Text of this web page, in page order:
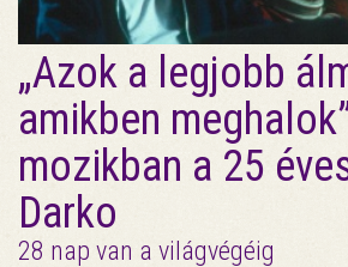
„Azok a legjobb
amikben
mozikban a 25
Darko
28 nap van a világvégéig